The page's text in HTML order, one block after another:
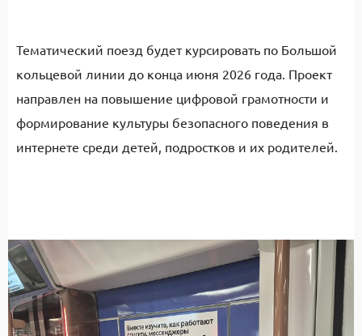
Тематический поезд будет курсировать по Большой
кольцевой линии до конца июня 2026 года. Проект
направлен на повышение цифровой грамотности и
формирование культуры безопасного поведения в
интернете среди детей, подростков и их родителей.